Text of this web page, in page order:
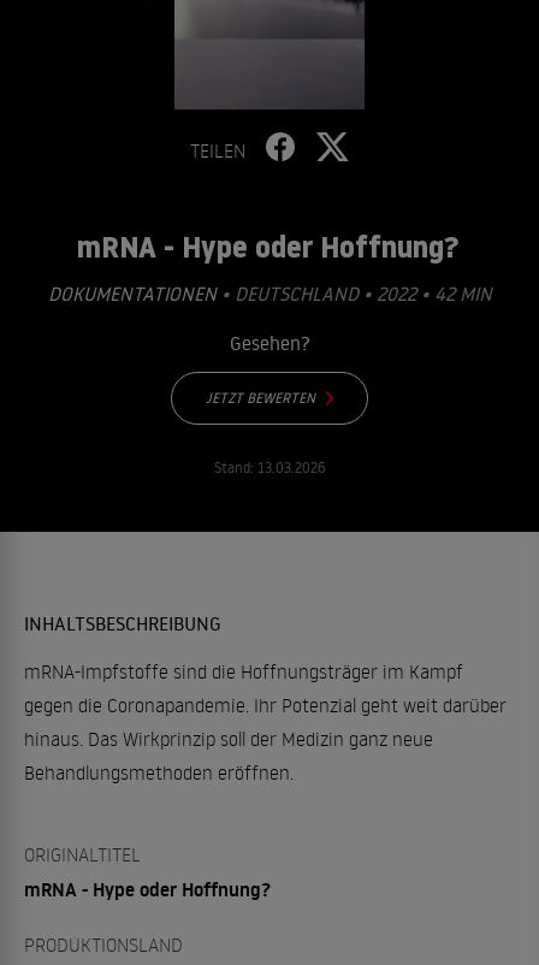
TEILEN
mRNA - Hype oder Hoffnung?
DOKUMENTATIONEN• DEUTSCHLAND • 2022 • 42 MIN
Gesehen?
JETZT BEWERTEN
Stand: 13.03.2026
INHALTSBESCHREIBUNG
mRNA-Impfstoffe sind die Hoffnungsträger im Kampf
gegen die Coronapandemie. Ihr Potenzial geht weit darüber
hinaus. Das Wirkprinzip soll der Medizin ganz neue
Behandlungsmethoden eröffnen.
ORIGINALTITEL
mRNA - Hype oder Hoffnung?
PRODUKTIONSLAND